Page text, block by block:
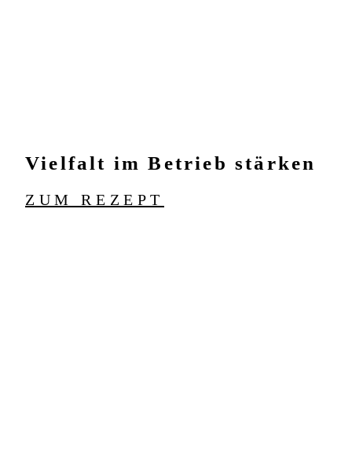
Vielfalt im Betrieb stärken
ZUM REZEPT